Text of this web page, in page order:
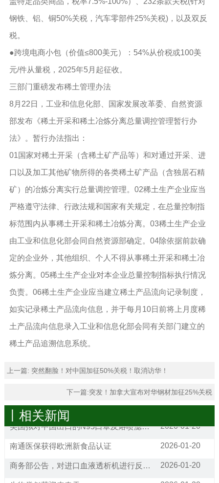
钢铁、铝、铜50%关税，汽车零部件25%关税)，以及双反
税。
●跨境电商小包（价值≤800美元）：54%从价税或100美
元/件从量税，2025年5月起征收。
三部门重磅发布稀土管理办法
8月22日，工业和信息化部、国家发展改革委、自然资源
部发布《稀土开采和稀土冶炼分离总量调控管理暂行办
法》。暂行办法指出：
01国家对稀土开采（含稀土矿产品等）和对通过开采、进
口以及加工其他矿物所得的各类稀土矿产品（含独居石精
矿）的冶炼分离实行总量调控管理。02稀土生产企业应当
严格遵守法律、行政法规和国家有关规定，在总量控制指
标范围内从事稀土开采和稀土冶炼分离。03稀土生产企业
由工业和信息化部会同自然资源部确定。04除依据前款确
定的企业外，其他组织、个人不得从事稀土开采和稀土冶
炼分离。05稀土生产企业对本企业总量控制指标执行情况
负责。06稀土生产企业应当建立稀土产品流向记录制度，
如实记录稀土产品流向信息，并于每月10日前将上月度稀
土产品流向信息录入工业和信息化部会同有关部门建立的
稀土产品追溯信息系统。
上一篇: 突然翻脸！对中国加征50%关税！取消访华！
下一篇:突发！加拿大宣布对华钢材加征25%关税
丨相关新闻
南通医保获得欧洲新食品认证 2026-01-20
2026-01-20
2026-01-20